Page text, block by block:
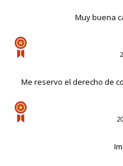
Muy buena
Me reservo el derecho de